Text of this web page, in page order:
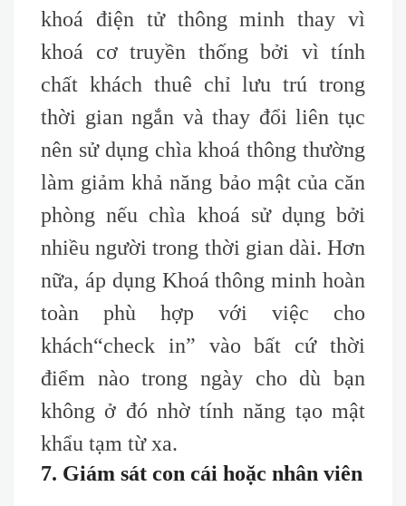
khoá điện tử thông minh thay vì
khoá cơ truyền thống bởi vì tính
chất khách thuê chỉ lưu trú trong
thời gian ngắn và thay đổi liên tục
nên sử dụng chìa khoá thông thường
làm giảm khả năng bảo mật của căn
phòng nếu chìa khoá sử dụng bởi
nhiều người trong thời gian dài. Hơn
nữa, áp dụng Khoá thông minh hoàn
toàn phù hợp với việc cho
khách“check in” vào bất cứ thời
điểm nào trong ngày cho dù bạn
không ở đó nhờ tính năng tạo mật
khẩu tạm từ xa.
7. Giám sát con cái hoặc nhân viên